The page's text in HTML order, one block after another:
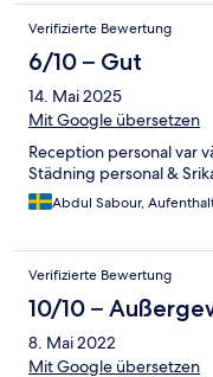
Verifizierte Bewertung
6/10 – Gut
14. Mai 2025
Mit Google übersetzen
Reception personal var
Städning personal &
Abdul Sabour,
Verifizierte Bewertung
10/10 –
8. Mai 2022
Mit Google übersetzen